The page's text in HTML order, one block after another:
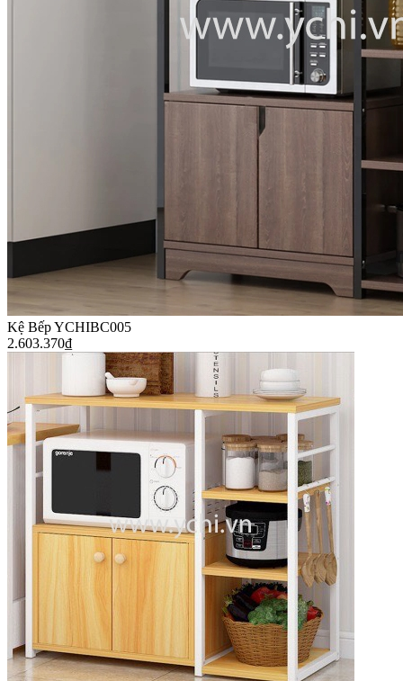
Kệ Bếp YCHIBC005
2.603.370₫